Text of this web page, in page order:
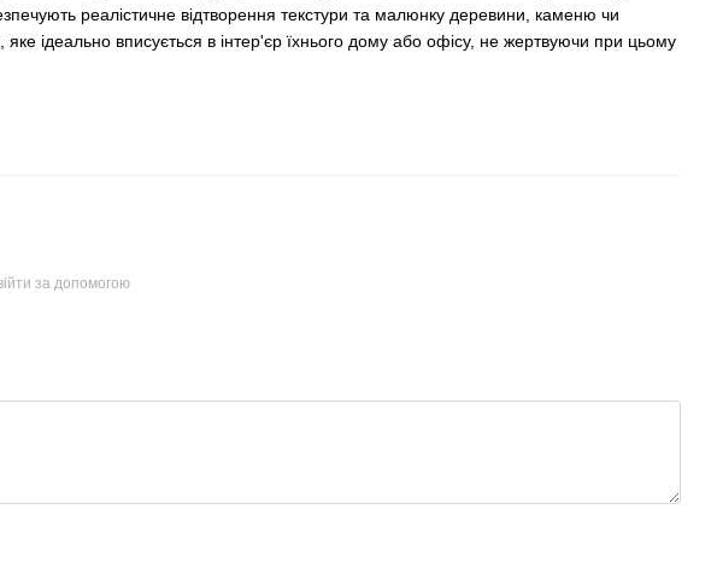
реалістичне відтворення текстури та малюнку деревини, каменю чи
ідеально вписується в інтер'єр їхнього дому або офісу, не жертвуючи при цьому
за допомогою